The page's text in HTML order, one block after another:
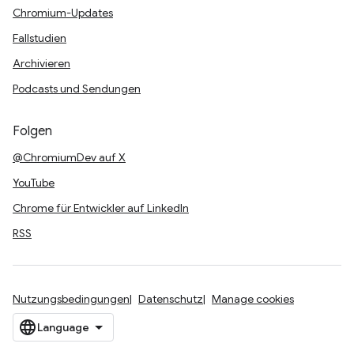
Chromium-Updates
Fallstudien
Archivieren
Podcasts und Sendungen
Folgen
@ChromiumDev auf X
YouTube
Chrome für Entwickler auf LinkedIn
RSS
Nutzungsbedingungen Datenschutz Manage cookies